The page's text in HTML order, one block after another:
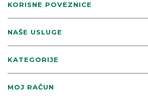
KORISNE POVEZNICE
NAŠE USLUGE
KATEGORIJE
MOJ RAČUN